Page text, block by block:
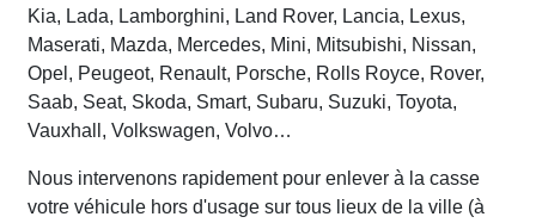
Kia, Lada, Lamborghini, Land Rover, Lancia, Lexus,
Maserati, Mazda, Mercedes, Mini, Mitsubishi, Nissan,
Opel, Peugeot, Renault, Porsche, Rolls Royce, Rover,
Saab, Seat, Skoda, Smart, Subaru, Suzuki, Toyota,
Vauxhall, Volkswagen, Volvo…
Nous intervenons rapidement pour enlever à la casse
votre véhicule hors d'usage sur tous lieux de la ville (à